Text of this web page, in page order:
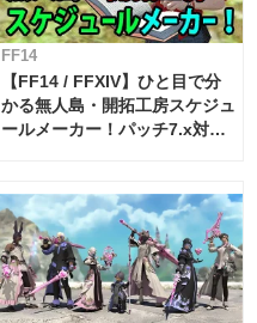
FF14
【FF14 / FFXIV】ひと目で分
かる無人島・開拓工房スケジュ
ールメーカー！パッチ7.x対応